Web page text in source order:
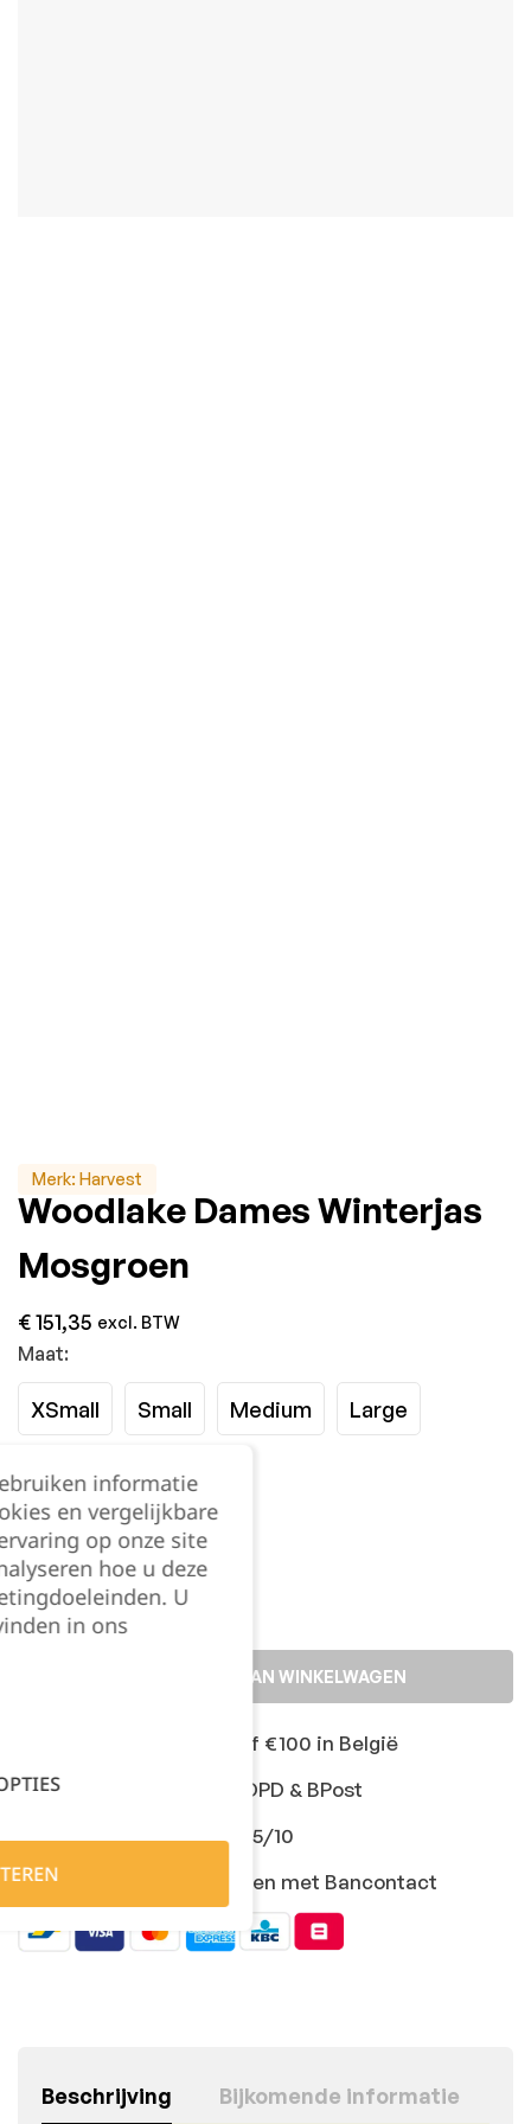
Merk: Harvest
Woodlake Dames Winterjas
Mosgroen
€151,35 excl. BTW
Maat:
XSmall Small Medium Large
XLarge XXLarge
Kies je aantal:
TOEVOEGEN AAN WINKELWAGEN
Gratis levering vanaf €100 in België
Snelle levering met DPD & BPost
Klanten geven ons 9,5/10
Veilig online afrekenen met Bancontact
Beschrijving Bijkomende informatie
informatie
en vergelijkbare
op onze site
hoe u deze
U
in ons